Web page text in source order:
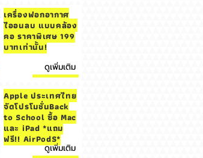
เครื่องฟอกอากาศ
ไออนลบ แบบคล้อง
คอ ราคาพิเศษ 199
บาทเท่านั้น!
ดูเพิ่มเติม
Apple ประเทศไทย
จัดโปรโมชั่นBack
to School ซื้อ Mac
และ iPad *แถม
ฟรี!! AirPodS*
ดูเพิ่มเติม